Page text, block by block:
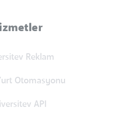
Reklam
Otomasyonu
API